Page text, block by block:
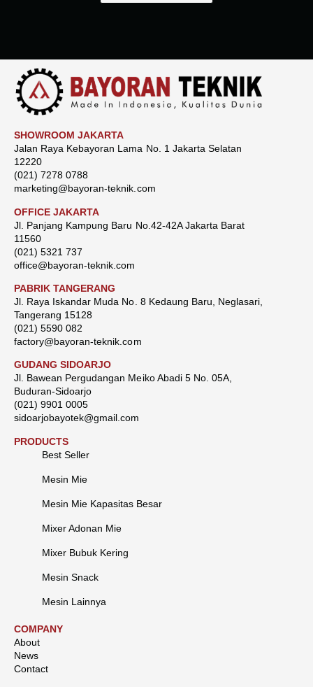
SHOWROOM JAKARTA
Jalan Raya Kebayoran Lama No. 1 Jakarta Selatan
12220
(021) 7278 0788
marketing@bayoran-teknik.com
OFFICE JAKARTA
Jl. Panjang Kampung Baru No.42-42A Jakarta Barat
11560
(021) 5321 737
office@bayoran-teknik.com
PABRIK TANGERANG
Jl. Raya Iskandar Muda No. 8 Kedaung Baru, Neglasari,
Tangerang 15128
(021) 5590 082
factory@bayoran-teknik.com
GUDANG SIDOARJO
Jl. Bawean Pergudangan Meiko Abadi 5 No. 05A,
Buduran-Sidoarjo
(021) 9901 0005
sidoarjobayotek@gmail.com
PRODUCTS
Best Seller
Mesin Mie
Mesin Mie Kapasitas Besar
Mixer Adonan Mie
Mixer Bubuk Kering
Mesin Snack
Mesin Lainnya
COMPANY
About
News
Contact